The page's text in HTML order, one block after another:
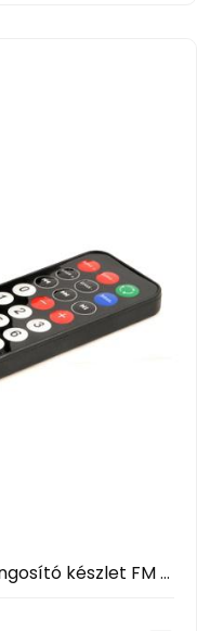
BT Car autós Bluetooth kihangosító készlet FM transmitter